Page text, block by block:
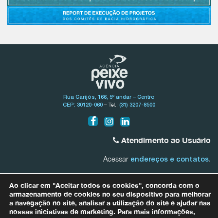
Rua Carijós, 166, 5º andar – Centro
CEP: 30120-060 – Tel.: (31) 3207-8500
Atendimento ao Usuário
Acessar endereços e contatos.
0800.031.1607
Bacias Afluentes Mineiras do Rio São Francisco0800.031.1608
Ao clicar em "Aceitar todos os cookies", concorda com o
armazenamento de cookies no seu dispositivo para melhorar
a navegação no site, analisar a utilização do site e ajudar nas
nossas iniciativas de marketing. Para mais informações,